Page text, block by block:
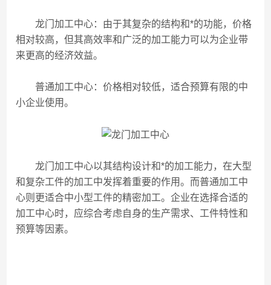
龙门加工中心：由于其复杂的结构和*的功能，价格
相对较高，但其高效率和广泛的加工能力可以为企业带
来更高的经济效益。
普通加工中心：价格相对较低，适合预算有限的中
小企业使用。
龙门加工中心以其结构设计和*的加工能力，在大型
和复杂工件的加工中发挥着重要的作用。而普通加工中
心则更适合中小型工件的精密加工。企业在选择合适的
加工中心时，应综合考虑自身的生产需求、工件特性和
预算等因素。